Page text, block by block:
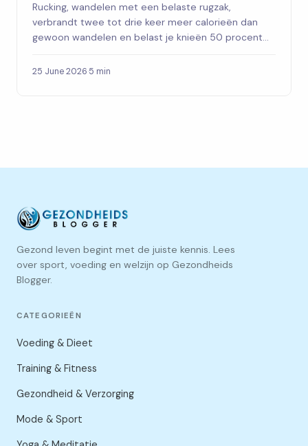
Rucking, wandelen met een belaste rugzak,
verbrandt twee tot drie keer meer calorieën dan
gewoon wandelen en belast je knieën 50 procent
militaire trainingstrend.
25 June 2026·5 min
Gezond leven begint met de juiste kennis. Lees
over sport, voeding en welzijn op Gezondheids
Blogger.
CATEGORIEËN
Voeding & Dieet
Training & Fitness
Gezondheid & Verzorging
Mode & Sport